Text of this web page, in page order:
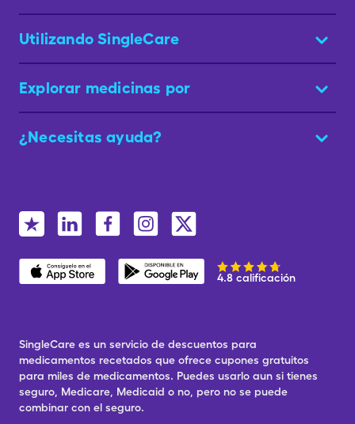
Utilizando SingleCare
Explorar medicinas por
¿Necesitas ayuda?
4.8 calificación
SingleCare es un servicio de descuentos para
medicamentos recetados que ofrece cupones gratuitos
para miles de medicamentos. Puedes usarlo aun si tienes
seguro, Medicare, Medicaid o no, pero no se puede
combinar con el seguro.